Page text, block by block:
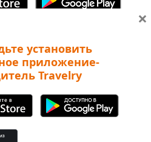
Travelry — с нами
и саморазвитии
аудиоэкскурсии
Изучайте Рим с
установить
приложение-
Travelry
×